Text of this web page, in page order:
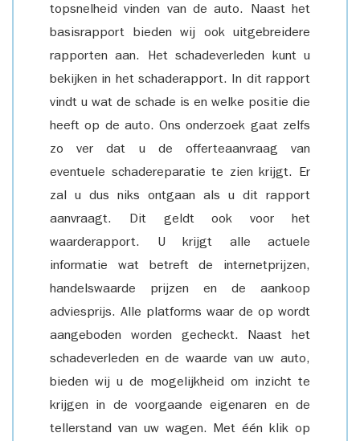
topsnelheid vinden van de auto. Naast het
basisrapport bieden wij ook uitgebreidere
rapporten aan. Het schadeverleden kunt u
bekijken in het schaderapport. In dit rapport
vindt u wat de schade is en welke positie die
heeft op de auto. Ons onderzoek gaat zelfs
zo ver dat u de offerteaanvraag van
eventuele schadereparatie te zien krijgt. Er
zal u dus niks ontgaan als u dit rapport
aanvraagt. Dit geldt ook voor het
waarderapport. U krijgt alle actuele
informatie wat betreft de internetprijzen,
handelswaarde prijzen en de aankoop
adviesprijs. Alle platforms waar de op wordt
aangeboden worden gecheckt. Naast het
schadeverleden en de waarde van uw auto,
bieden wij u de mogelijkheid om inzicht te
krijgen in de voorgaande eigenaren en de
tellerstand van uw wagen. Met één klik op